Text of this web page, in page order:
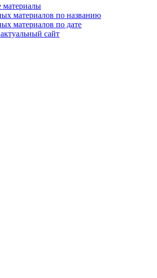
материалы
материалов по названию
материалов по дате
сайт